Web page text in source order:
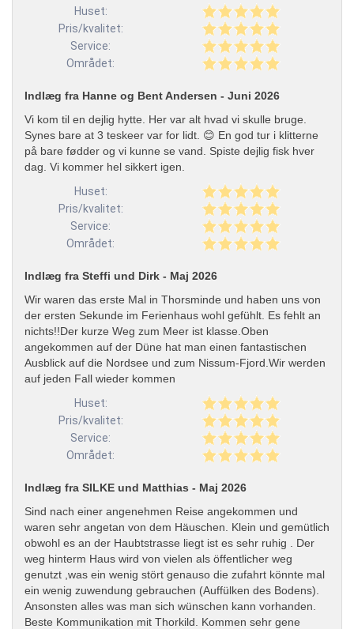
Huset:
Pris/kvalitet:
Service:
Området:
Indlæg fra Hanne og Bent Andersen - Juni 2026
Vi kom til en dejlig hytte. Her var alt hvad vi skulle bruge.
Synes bare at 3 teskeer var for lidt. 😊 En god tur i klitterne
på bare fødder og vi kunne se vand. Spiste dejlig fisk hver
dag. Vi kommer hel sikkert igen.
Huset:
Pris/kvalitet:
Service:
Området:
Indlæg fra Steffi und Dirk - Maj 2026
Wir waren das erste Mal in Thorsminde und haben uns von
der ersten Sekunde im Ferienhaus wohl gefühlt. Es fehlt an
nichts!!Der kurze Weg zum Meer ist klasse.Oben
angekommen auf der Düne hat man einen fantastischen
Ausblick auf die Nordsee und zum Nissum-Fjord.Wir werden
auf jeden Fall wieder kommen
Huset:
Pris/kvalitet:
Service:
Området:
Indlæg fra SILKE und Matthias - Maj 2026
Sind nach einer angenehmen Reise angekommen und
waren sehr angetan von dem Häuschen. Klein und gemütlich
obwohl es an der Haubtstrasse liegt ist es sehr ruhig . Der
weg hinterm Haus wird von vielen als öffentlicher weg
genutzt ,was ein wenig stört genauso die zufahrt könnte mal
ein wenig zuwendung gebrauchen (Auffülken des Bodens).
Ansonsten alles was man sich wünschen kann vorhanden.
Beste Kommunikation mit Thorkild. Kommen sehr gene